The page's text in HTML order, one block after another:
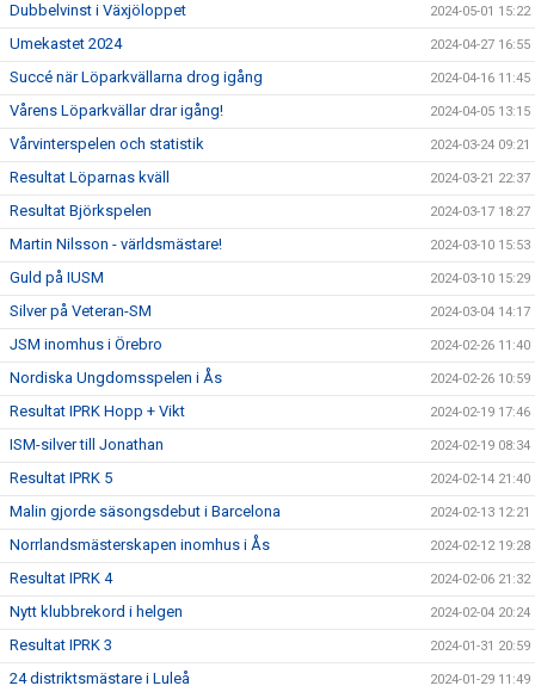
Dubbelvinst i Växjöloppet 2024-05-01 15:22
Umekastet 2024 2024-04-27 16:55
Succé när Löparkvällarna drog igång 2024-04-16 11:45
Vårens Löparkvällar drar igång! 2024-04-05 13:15
Vårvinterspelen och statistik 2024-03-24 09:21
Resultat Löparnas kväll 2024-03-21 22:37
Resultat Björkspelen 2024-03-17 18:27
Martin Nilsson - världsmästare! 2024-03-10 15:53
Guld på IUSM 2024-03-10 15:29
Silver på Veteran-SM 2024-03-04 14:17
JSM inomhus i Örebro 2024-02-26 11:40
Nordiska Ungdomsspelen i Ås 2024-02-26 10:59
Resultat IPRK Hopp + Vikt 2024-02-19 17:46
ISM-silver till Jonathan 2024-02-19 08:34
Resultat IPRK 5 2024-02-14 21:40
Malin gjorde säsongsdebut i Barcelona 2024-02-13 12:21
Norrlandsmästerskapen inomhus i Ås 2024-02-12 19:28
Resultat IPRK 4 2024-02-06 21:32
Nytt klubbrekord i helgen 2024-02-04 20:24
Resultat IPRK 3 2024-01-31 20:59
24 distriktsmästare i Luleå 2024-01-29 11:49